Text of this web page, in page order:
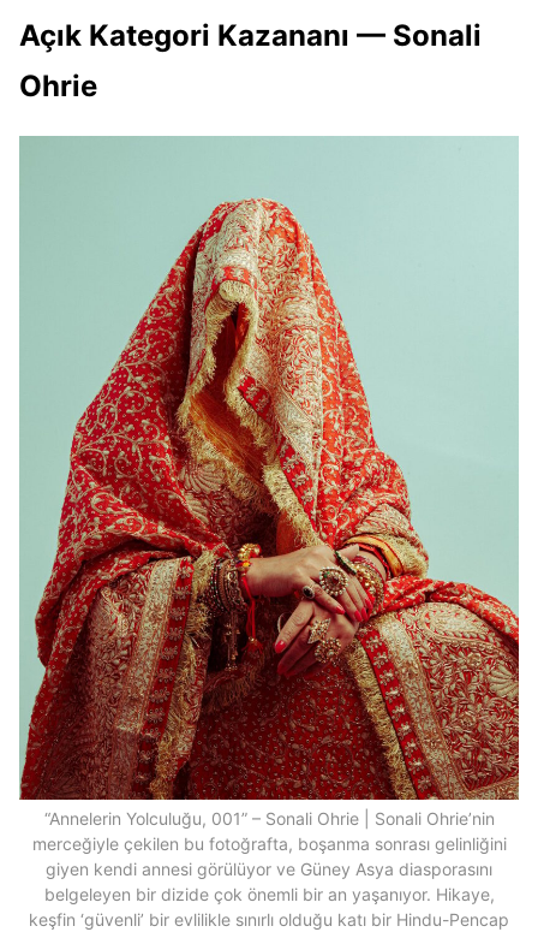
Açık Kategori Kazananı — Sonali
Ohrie
“Annelerin Yolculuğu, 001” – Sonali Ohrie | Sonali Ohrie’nin
merceğiyle çekilen bu fotoğrafta, boşanma sonrası gelinliğini
giyen kendi annesi görülüyor ve Güney Asya diasporasını
belgeleyen bir dizide çok önemli bir an yaşanıyor. Hikaye,
keşfin ‘güvenli’ bir evlilikle sınırlı olduğu katı bir Hindu-Pencap